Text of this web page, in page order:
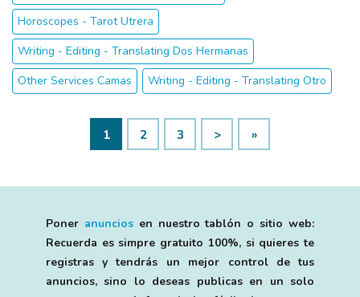
Horoscopes - Tarot Utrera
Writing - Editing - Translating Dos Hermanas
Other Services Camas
Writing - Editing - Translating Otro
1 2 3 > »
Poner anunciosen nuestro tablón o sitio web:
Recuerda es simpre gratuito 100%, si quieres te
registras y tendrás un mejor control de tus
anuncios, sino lo deseas publicas en un solo